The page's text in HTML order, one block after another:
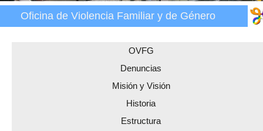
Contacto
Oficina de Violencia Familiar y de Género
OVFG
Denuncias
Misión y Visión
Historia
Estructura